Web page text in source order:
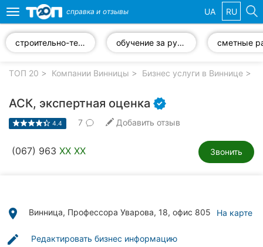
компании
клиники
Toggle
navigation
справка и отзывы UA RU
строительно-техническая экспертиза обучение за рубежом сметные
ТОП 20 Компании Винницы Бизнес услуги в Виннице
АСК, экспертная оценка
4.4 7 Добавить отзыв
(067) 963 XX XX Звонить
place Винница, Профессора Уварова, 18, офис 805 На карте
edit Редактировать бизнес информацию